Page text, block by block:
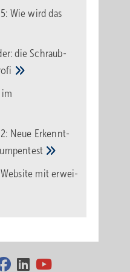
Wie wird das
die Schraub­
Neue Erkennt­
Web­site mit erwei­